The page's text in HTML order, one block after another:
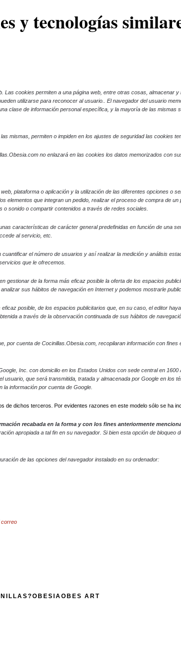
y tecnologías
cookies permiten a una página web, entre otras cosas, almacenar
utilizarse para reconocer al usuario.
. El navegador del usuario
clase de información personal específica, y la mayoría de las
mismas, permiten o impiden en los ajustes de seguridad las cookies
no enlazará en las cookies los datos memorizados con
plataforma o aplicación y la utilización de las diferentes opciones o
que integran un pedido, realizar el proceso de compra de
sonido o compartir contenidos a través de redes sociales.
características de carácter general predefinidas en función de una
al servicio, etc.
el número de usuarios y así realizar la medición y análisis
que le ofrecemos.
de la forma más eficaz posible la oferta de los espacios
sus hábitos de navegación en Internet y podemos mostrarle
posible, de los espacios publicitarios que, en su caso, el editor
a través de la observación continuada de sus hábitos de
por cuenta de Cocinillas.Obesia.com, recopilaran información con
Inc. con domicilio en los Estados Unidos con sede central en
que será transmitida, tratada y almacenada por Google en los
información por cuenta de Google.
dichos terceros. Por evidentes razones en este modelo sólo se ha
recabada en la forma y con los fines anteriormente
apropiada a tal fin en su navegador. Si bien esta opción de
de las opciones del navegador instalado en su ordenador:
correo
OBESIA OBES ART